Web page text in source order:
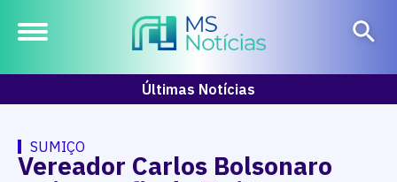
Últimas Notícias
SUMIÇO
Vereador Carlos Bolsonaro